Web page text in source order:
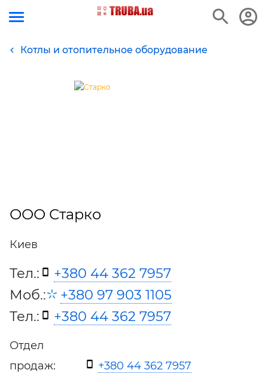
Котлы и отопительное оборудование
ООО Старко
Киев
Тел.:
+380 44 362 7957
Моб.:
+380 97 903 1105
Тел.:
+380 44 362 7957
Отдел
продаж:
+380 44 362 7957